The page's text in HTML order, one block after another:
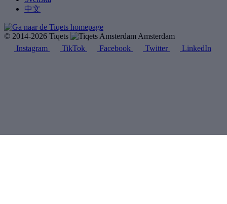
中文
© 2014-2026 Tiqets
Amsterdam
Instagram
TikTok Facebook Twitter LinkedIn